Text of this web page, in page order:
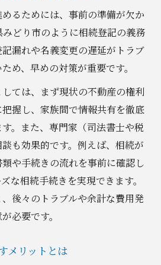
るためには、事前の準備が欠か
どり市のように相続登記の義務
漏れや名義変更の遅延がトラブ
め、早めの対策が重要です。
ては、まず現状の不動産の権利
握し、家族間で情報共有を徹底
。また、専門家（司法書士や税
も効果的です。例えば、相続が
や手続きの流れを事前に確認し
な相続手続きを実現できます。
後々のトラブルや余計な費用発
必要です。
メリットとは